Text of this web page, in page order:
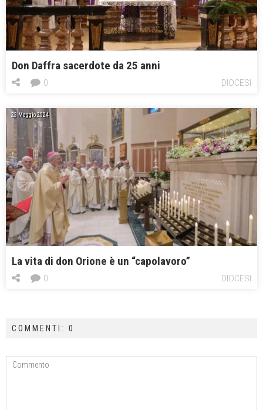
Don Daffra sacerdote da 25 anni
DIOCESI
0
23 Maggio 2024
La vita di don Orione è un “capolavoro”
DIOCESI
0
COMMENTI: 0